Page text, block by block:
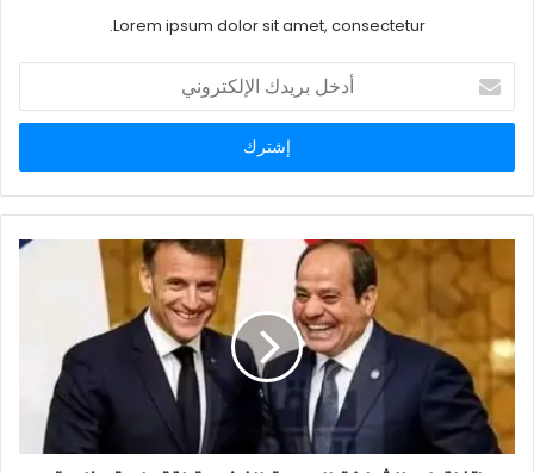
Lorem ipsum dolor sit amet, consectetur.
أدخل
بريدك
الإلكتروني